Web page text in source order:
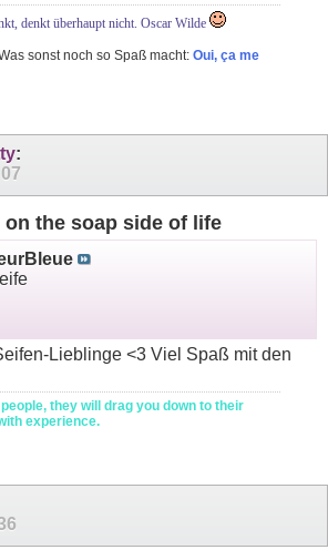
denkt überhaupt nicht. Oscar Wilde
sonst noch so Spaß macht: Oui, ça me
:
on the soap side of life
Lieblinge <3 Viel Spaß mit den
they will drag you down to their
experience.